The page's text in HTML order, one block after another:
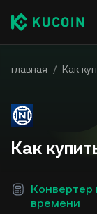
главная / Как
Как
Конвертер
времени